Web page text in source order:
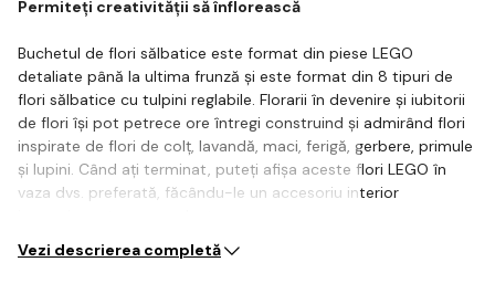
Permiteți creativității să înflorească
Buchetul de flori sălbatice este format din piese LEGO
detaliate până la ultima frunză și este format din 8 tipuri de
flori sălbatice cu tulpini reglabile. Florarii în devenire și iubitorii
de flori își pot petrece ore întregi construind și admirând flori
inspirate de flori de colț, lavandă, maci, ferigă, gerbere, primule
și lupini. Când ați terminat, puteți afișa aceste flori LEGO în
vaza dvs. preferată, făcându-le un accesoriu interior
Vezi descrierea completă